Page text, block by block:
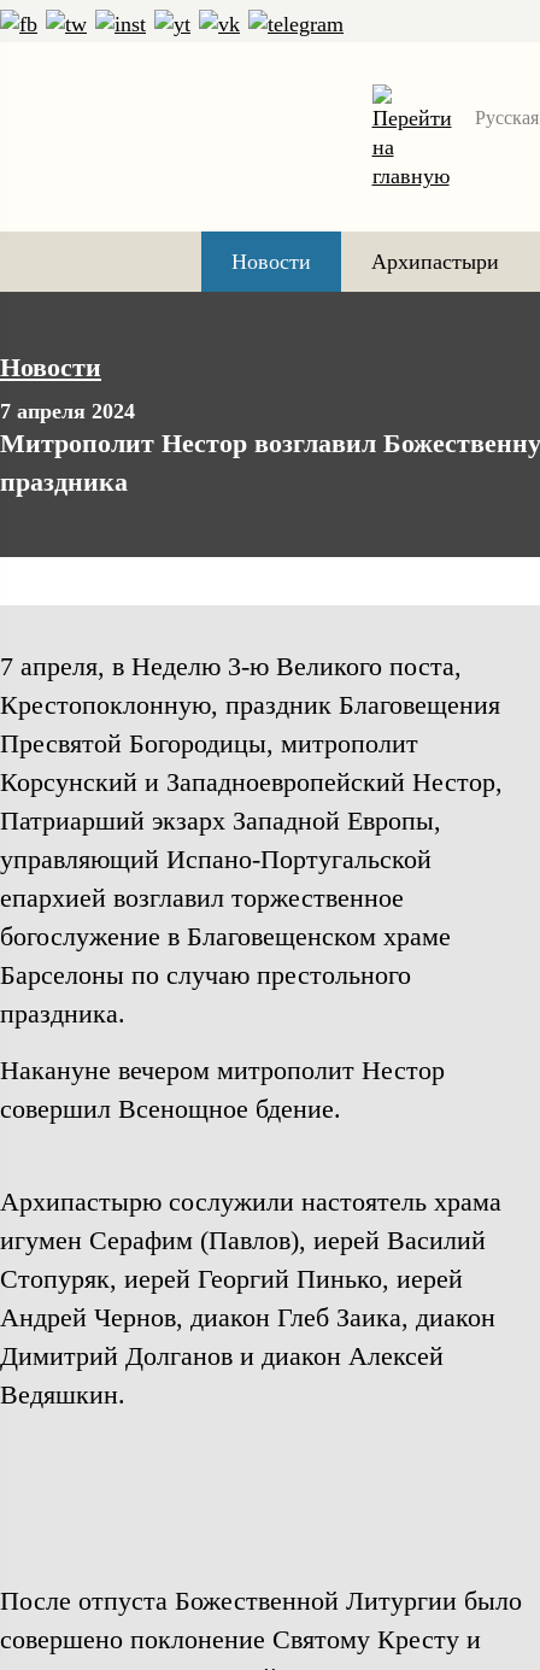
Новости Архипастыри
Новости
7 апреля 2024
Митрополит Нестор возглавил
праздника
7 апреля, в Неделю 3-ю Великого поста,
Крестопоклонную, праздник Благовещения
Пресвятой Богородицы, митрополит
Корсунский и Западноевропейский Нестор,
Патриарший экзарх Западной Европы,
управляющий Испано-Португальской
епархией возглавил торжественное
богослужение в Благовещенском храме
Барселоны по случаю престольного
праздника.
Накануне вечером митрополит Нестор
совершил Всенощное бдение.
Архипастырю сослужили настоятель храма
игумен Серафим (Павлов), иерей Василий
Стопуряк, иерей Георгий Пинько, иерей
Андрей Чернов, диакон Глеб Заика, диакон
Димитрий Долганов и диакон Алексей
Ведяшкин.
После отпуста Божественной Литургии было
совершено поклонение Святому Кресту и